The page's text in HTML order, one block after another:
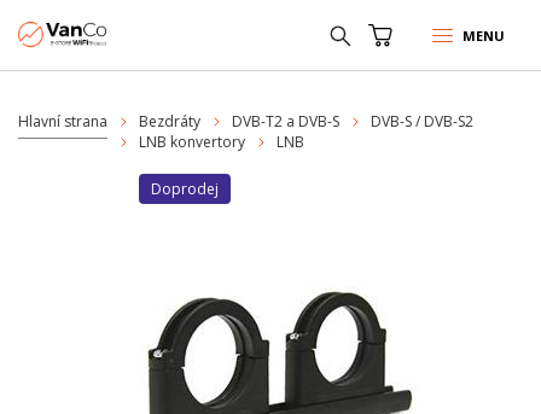
MENU
Hlavní strana Bezdráty DVB-T2 a DVB-S
DVB-S / DVB-S2
LNB konvertory
LNB
Doprodej